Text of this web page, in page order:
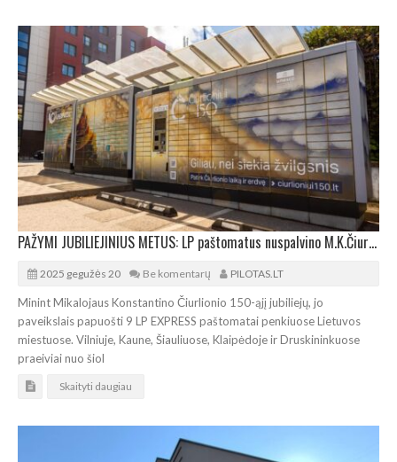
PAŽYMI JUBILIEJINIUS METUS: LP paštomatus nuspalvino M.K.Čiurlionio paveikslai
2025 gegužės 20 Be komentarų PILOTAS.LT
Minint Mikalojaus Konstantino Čiurlionio 150-ąjį jubiliejų, jo
paveikslais papuošti 9 LP EXPRESS paštomatai penkiuose Lietuvos
miestuose. Vilniuje, Kaune, Šiauliuose, Klaipėdoje ir Druskininkuose
praeiviai nuo šiol
Skaityti daugiau